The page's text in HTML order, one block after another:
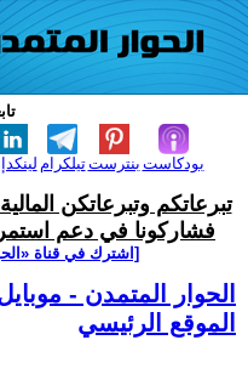
تيلكرامبنترست بودكاست
تبرعاتكم وتبرعاتكن
فشاركونا في دعم
[اشترك في قناة
الحوار المتمدن -
الموقع الرئيسي